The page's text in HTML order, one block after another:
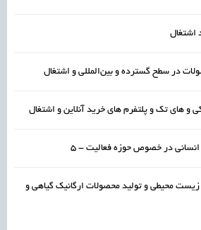
اشتغال
در سطح گسترده و بین‌المللی و اشتغال
و های تک و پلتفرم های خرید آنلاین و اشتغال
انسانی در خصوص حوزه فعالیت - 5
محیطی و تولید محصولات ارگانیک گیاهی و